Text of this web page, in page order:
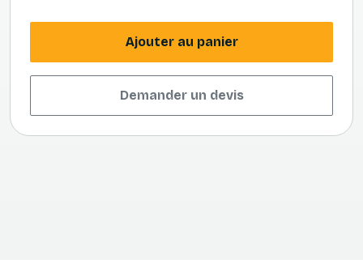
Ajouter au panier
Demander un devis